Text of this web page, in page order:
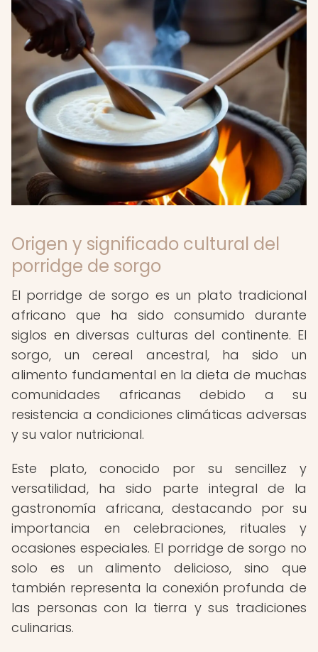
Origen y significado cultural del
porridge de sorgo
El porridge de sorgo es un plato tradicional
africano que ha sido consumido durante
siglos en diversas culturas del continente. El
sorgo, un cereal ancestral, ha sido un
alimento fundamental en la dieta de muchas
comunidades africanas debido a su
resistencia a condiciones climáticas adversas
y su valor nutricional.
Este plato, conocido por su sencillez y
versatilidad, ha sido parte integral de la
gastronomía africana, destacando por su
importancia en celebraciones, rituales y
ocasiones especiales. El porridge de sorgo no
solo es un alimento delicioso, sino que
también representa la conexión profunda de
las personas con la tierra y sus tradiciones
culinarias.